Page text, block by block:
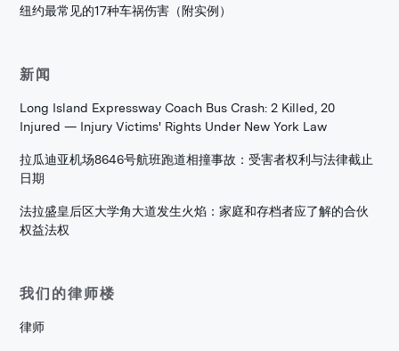
纽约最常见的17种车祸伤害（附实例）
新闻
Long Island Expressway Coach Bus Crash: 2 Killed, 20
Injured — Injury Victims' Rights Under New York Law
拉瓜迪亚机场8646号航班跑道相撞事故：受害者权利与法律截止
日期
法拉盛皇后区大学角大道发生火焰：家庭和存档者应了解的合伙
权益法权
我们的律师楼
律师